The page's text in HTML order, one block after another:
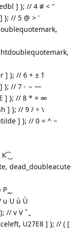
] }; // 4 # < "
}; // 5 @ > '
] }; // 6 + ± †
] }; // 7 - − —
] }; // 8 * × ∞
] }; // 9 / ÷ \
] }; // 0 = ^ ~
K
dead_doubleacute
u U ù Ù
// v V ˇ
U27E8 ] }; // ( [